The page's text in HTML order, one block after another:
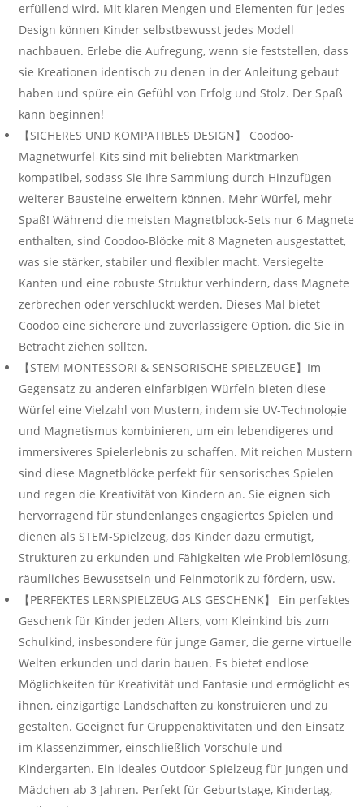
erfüllend wird. Mit klaren Mengen und Elementen für jedes
Design können Kinder selbstbewusst jedes Modell
nachbauen. Erlebe die Aufregung, wenn sie feststellen, dass
sie Kreationen identisch zu denen in der Anleitung gebaut
haben und spüre ein Gefühl von Erfolg und Stolz. Der Spaß
kann beginnen!
【SICHERES UND KOMPATIBLES DESIGN】 Coodoo-
Magnetwürfel-Kits sind mit beliebten Marktmarken
kompatibel, sodass Sie Ihre Sammlung durch Hinzufügen
weiterer Bausteine ​​erweitern können. Mehr Würfel, mehr
Spaß! Während die meisten Magnetblock-Sets nur 6 Magnete
enthalten, sind Coodoo-Blöcke mit 8 Magneten ausgestattet,
was sie stärker, stabiler und flexibler macht. Versiegelte
Kanten und eine robuste Struktur verhindern, dass Magnete
zerbrechen oder verschluckt werden. Dieses Mal bietet
Coodoo eine sicherere und zuverlässigere Option, die Sie in
Betracht ziehen sollten.
【STEM MONTESSORI & SENSORISCHE SPIELZEUGE】Im
Gegensatz zu anderen einfarbigen Würfeln bieten diese
Würfel eine Vielzahl von Mustern, indem sie UV-Technologie
und Magnetismus kombinieren, um ein lebendigeres und
immersiveres Spielerlebnis zu schaffen. Mit reichen Mustern
sind diese Magnetblöcke perfekt für sensorisches Spielen
und regen die Kreativität von Kindern an. Sie eignen sich
hervorragend für stundenlanges engagiertes Spielen und
dienen als STEM-Spielzeug, das Kinder dazu ermutigt,
Strukturen zu erkunden und Fähigkeiten wie Problemlösung,
räumliches Bewusstsein und Feinmotorik zu fördern, usw.
【PERFEKTES LERNSPIELZEUG ALS GESCHENK】 Ein perfektes
Geschenk für Kinder jeden Alters, vom Kleinkind bis zum
Schulkind, insbesondere für junge Gamer, die gerne virtuelle
Welten erkunden und darin bauen. Es bietet endlose
Möglichkeiten für Kreativität und Fantasie und ermöglicht es
ihnen, einzigartige Landschaften zu konstruieren und zu
gestalten. Geeignet für Gruppenaktivitäten und den Einsatz
im Klassenzimmer, einschließlich Vorschule und
Kindergarten. Ein ideales Outdoor-Spielzeug für Jungen und
Mädchen ab 3 Jahren. Perfekt für Geburtstage, Kindertag,